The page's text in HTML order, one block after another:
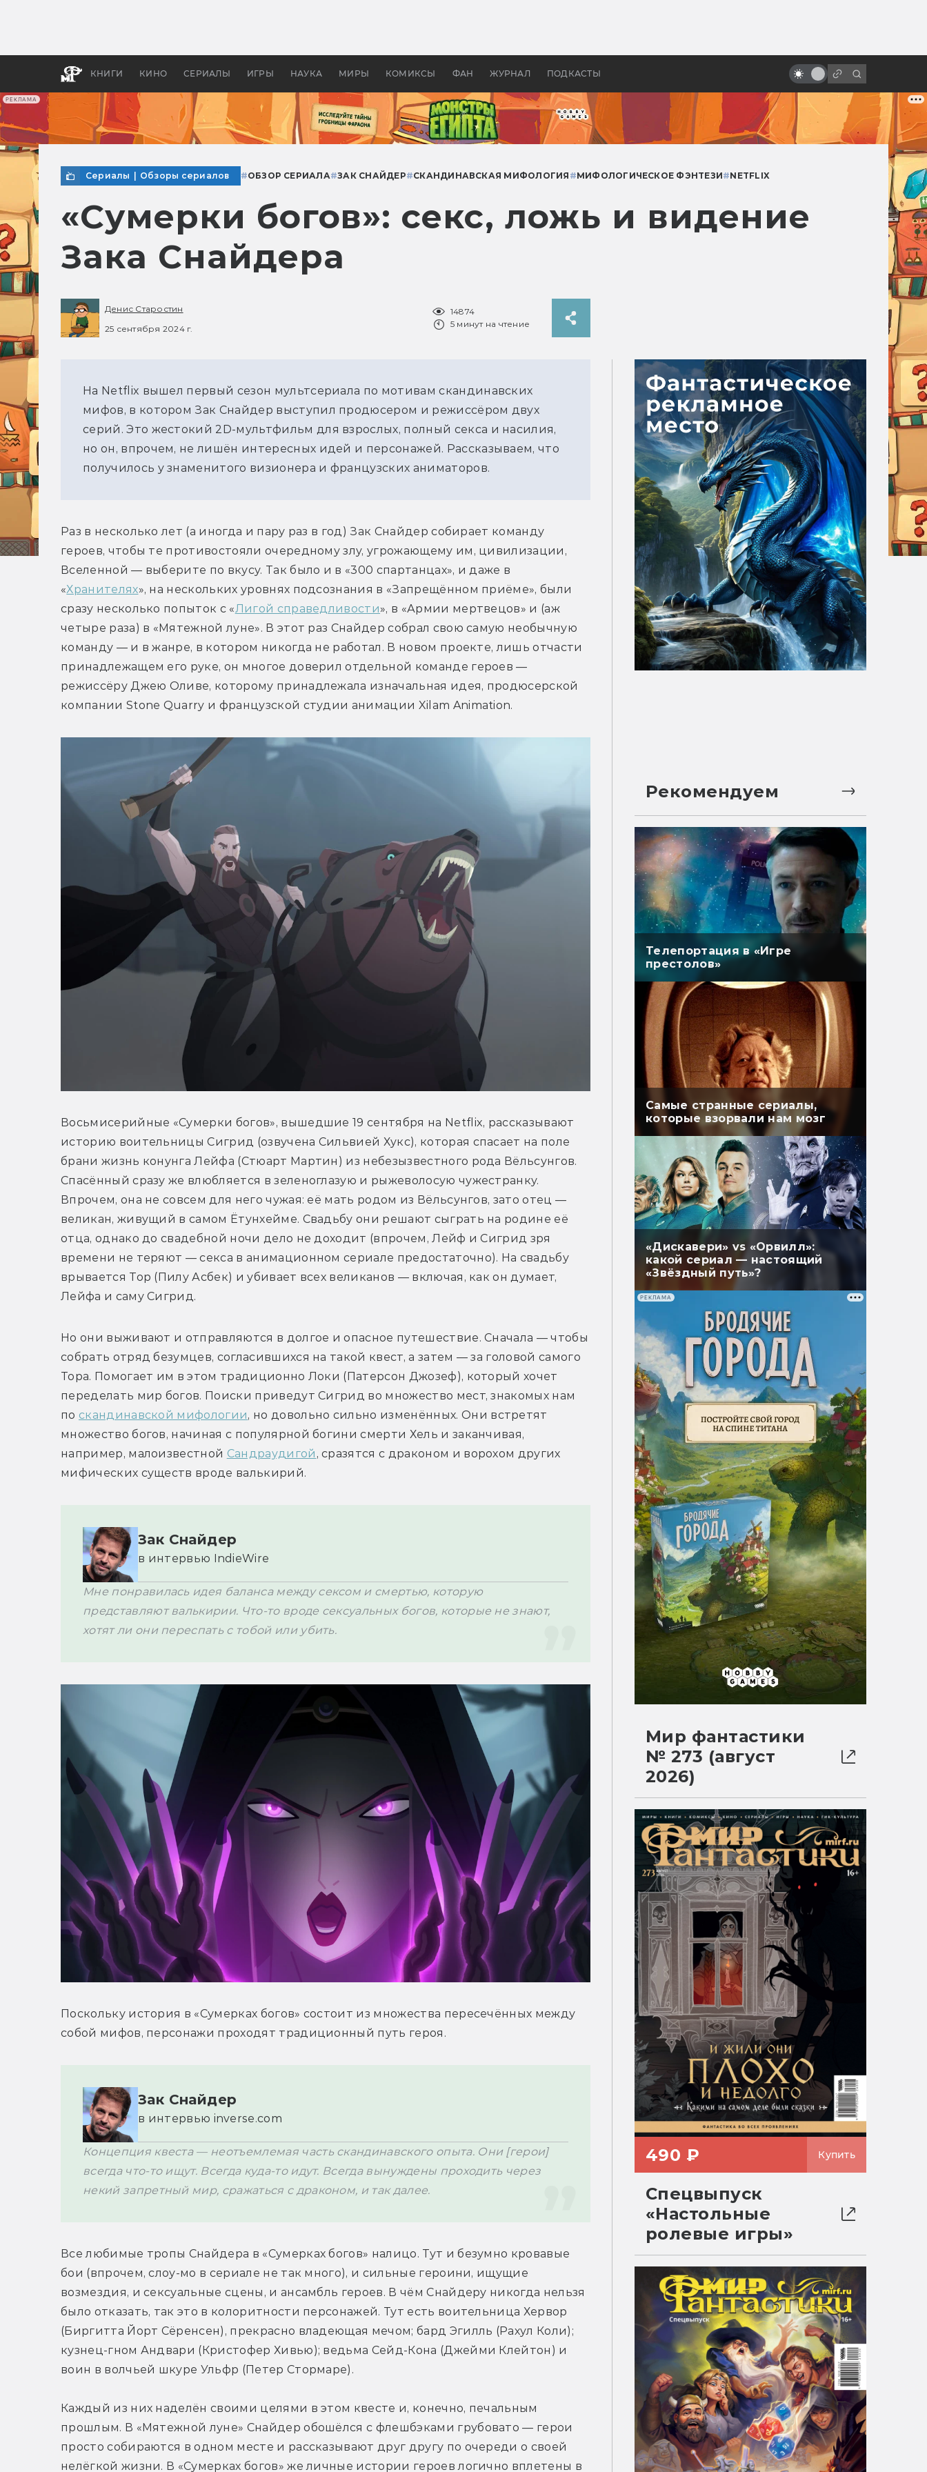
РЕКЛАМА
КНИГИ КИНО СЕРИАЛЫ ИГРЫ НАУКА МИРЫ КОМИКСЫ ФАН ЖУРНАЛ ПОДКАСТЫ
апокалипсис, в России —
бы «Властелина колец»
Сатана и Эминем
Сериалы Обзоры сериалов #ОБЗОР СЕРИАЛА#ЗАК СНАЙДЕР#СКАНДИНАВСКАЯ МИФОЛОГИЯ #МИФОЛОГИЧЕСКОЕ ФЭНТЕЗИ#NETFLIX
«Сумерки богов»: секс, ложь и видение
Зака Снайдера
Денис Старостин
25 сентября 2024 г.
14874
5 минут на чтение
На Netflix вышел первый сезон мультсериала по мотивам скандинавских
мифов, в котором Зак Снайдер выступил продюсером и режиссёром двух
серий. Это жестокий 2D-мультфильм для взрослых, полный секса и насилия,
но он, впрочем, не лишён интересных идей и персонажей. Рассказываем, что
получилось у знаменитого визионера и французских аниматоров.
Раз в несколько лет (а иногда и пару раз в год) Зак Снайдер собирает команду
героев, чтобы те противостояли очередному злу, угрожающему им, цивилизации,
Вселенной — выберите по вкусу. Так было и в «300 спартанцах», и даже в
«Хранителях», на нескольких уровнях подсознания в «Запрещённом приёме», были
сразу несколько попыток с «Лигой справедливости», в «Армии мертвецов» и (аж
четыре раза) в «Мятежной луне». В этот раз Снайдер собрал свою самую необычную
команду — и в жанре, в котором никогда не работал. В новом проекте, лишь отчасти
принадлежащем его руке, он многое доверил отдельной команде героев —
режиссёру Джею Оливе, которому принадлежала изначальная идея, продюсерской
компании Stone Quarry и французской студии анимации Xilam Animation.
Восьмисерийные «Сумерки богов», вышедшие 19 сентября на Netflix, рассказывают
историю воительницы Сигрид (озвучена Сильвией Хукс), которая спасает на поле
брани жизнь конунга Лейфа (Стюарт Мартин) из небезызвестного рода Вёльсунгов.
Спасённый сразу же влюбляется в зеленоглазую и рыжеволосую чужестранку.
Впрочем, она не совсем для него чужая: её мать родом из Вёльсунгов, зато отец —
великан, живущий в самом Ётунхейме. Свадьбу они решают сыграть на родине её
отца, однако до свадебной ночи дело не доходит (впрочем, Лейф и Сигрид зря
времени не теряют — секса в анимационном сериале предостаточно). На свадьбу
врывается Тор (Пилу Асбек) и убивает всех великанов — включая, как он думает,
Лейфа и саму Сигрид.
Но они выживают и отправляются в долгое и опасное путешествие. Сначала — чтобы
собрать отряд безумцев, согласившихся на такой квест, а затем — за головой самого
Тора. Помогает им в этом традиционно Локи (Патерсон Джозеф), который хочет
переделать мир богов. Поиски приведут Сигрид во множество мест, знакомых нам
по скандинавской мифологии, но довольно сильно изменённых. Они встретят
множество богов, начиная с популярной богини смерти Хель и заканчивая,
например, малоизвестной Сандраудигой , сразятся с драконом и ворохом других
мифических существ вроде валькирий.
Зак Снайдер
в интервью IndieWire
Мне понравилась идея баланса между сексом и смертью, которую
представляют валькирии. Что-то вроде сексуальных богов, которые не знают,
хотят ли они переспать с тобой или убить.
Поскольку история в «Сумерках богов» состоит из множества пересечённых между
собой мифов, персонажи проходят традиционный путь героя .
Зак Снайдер
в интервью inverse.com
Концепция квеста — неотъемлемая часть скандинавского опыта. Они [герои]
всегда что-то ищут. Всегда куда-то идут. Всегда вынуждены проходить через
некий запретный мир, сражаться с драконом, и так далее.
Все любимые тропы Снайдера в «Сумерках богов» налицо. Тут и безумно кровавые
бои (впрочем, слоу-мо в сериале не так много), и сильные героини, ищущие
возмездия, и сексуальные сцены, и ансамбль героев. В чём Снайдеру никогда нельзя
было отказать, так это в колоритности персонажей. Тут есть воительница Хервор
(Биргитта Йорт Сёренсен), прекрасно владеющая мечом; бард Эгилль (Рахул Коли);
кузнец-гном Андвари (Кристофер Хивью); ведьма Сейд-Кона (Джейми Клейтон) и
воин в волчьей шкуре Ульфр (Петер Стормаре).
Каждый из них наделён своими целями в этом квесте и, конечно, печальным
прошлым. В «Мятежной луне» Снайдер обошёлся с флешбэками грубовато — герои
просто собираются в одном месте и рассказывают друг другу по очереди о своей
нелёгкой жизни. В «Сумерках богов» же личные истории героев логично вплетены в
Рекомендуем
Телепортация в «Игре
престолов»
Самые странные сериалы,
которые взорвали нам мозг
«Дискавери» vs «Орвилл»:
какой сериал — настоящий
«Звёздный путь»?
РЕКЛАМА
Мир фантастики
№ 273 (август
2026)
490 ₽ Купить
Спецвыпуск
«Настольные
ролевые игры»